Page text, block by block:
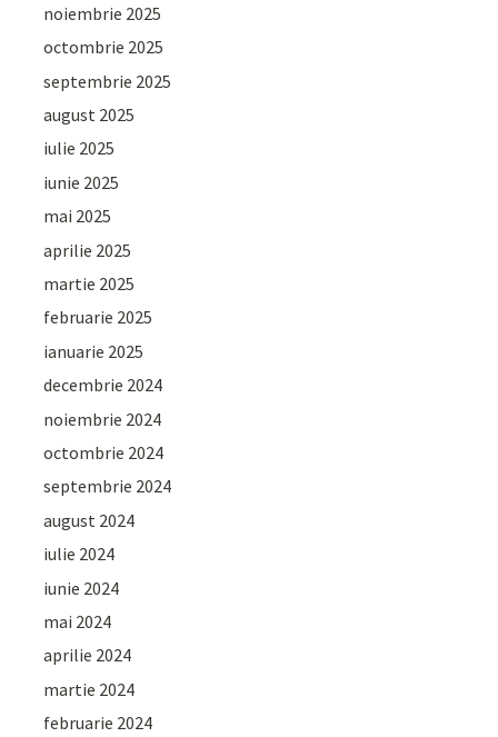
noiembrie 2025
octombrie 2025
septembrie 2025
august 2025
iulie 2025
iunie 2025
mai 2025
aprilie 2025
martie 2025
februarie 2025
ianuarie 2025
decembrie 2024
noiembrie 2024
octombrie 2024
septembrie 2024
august 2024
iulie 2024
iunie 2024
mai 2024
aprilie 2024
martie 2024
februarie 2024